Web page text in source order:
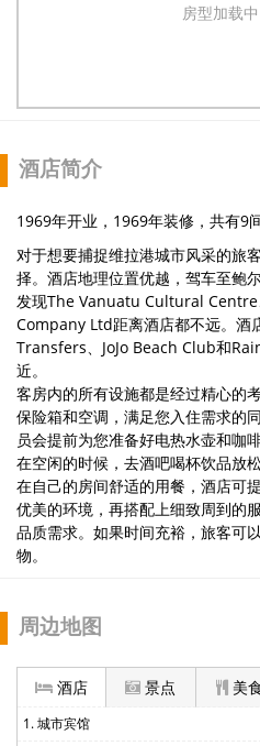
房型加载
酒店简介
1969年开业，1969年装修，共有9
对于想要捕捉维拉港城市风采的旅
择。酒店地理位置优越，驾车至鲍
发现The Vanuatu Cultural
Company Ltd距离酒店都不远。
Transfers、JoJo Beach Club和
近。
客房内的所有设施都是经过精心的
保险箱和空调，满足您入住需求的
员会提前为您准备好电热水壶和咖
在空闲的时候，去酒吧喝杯饮品放
在自己的房间舒适的用餐，酒店可
优美的环境，再搭配上细致周到的
品质需求。如果时间充裕，旅客可
物。
周边地图
酒店 景点 美
1. 城市宾馆